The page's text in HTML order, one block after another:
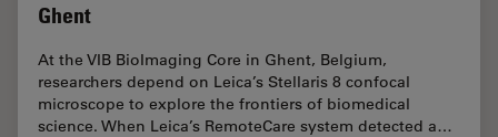
Ghent
At the VIB BioImaging Core in Ghent, Belgium,
researchers depend on Leica’s Stellaris 8 confocal
microscope to explore the frontiers of biomedical
science. When Leica’s RemoteCare system detected a…